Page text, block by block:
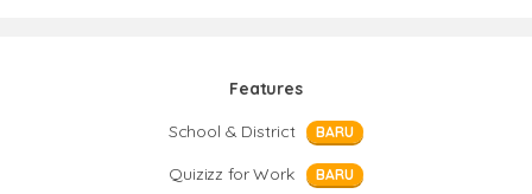
Features
School & District
BARU
Quizizz for Work BARU